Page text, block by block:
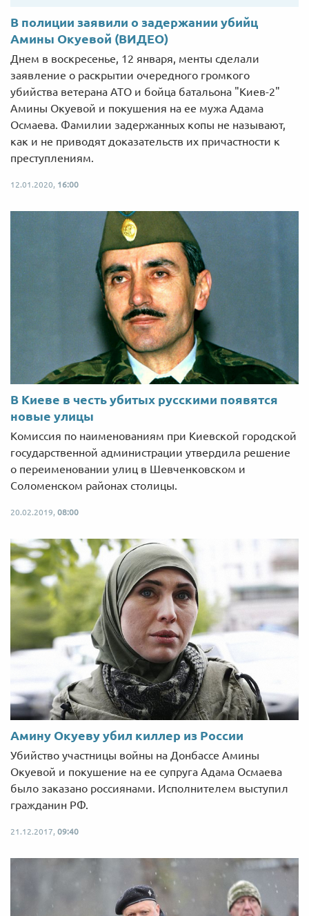
В полиции заявили о задержании убийц
Амины Окуевой (ВИДЕО)
Днем в воскресенье, 12 января, менты сделали
заявление о раскрытии очередного громкого
убийства ветерана АТО и бойца батальона "Киев-2"
Амины Окуевой и покушения на ее мужа Адама
Осмаева. Фамилии задержанных копы не называют,
как и не приводят доказательств их причастности к
преступлениям.
12.01.2020, 16:00
В Киеве в честь убитых русскими появятся
новые улицы
Комиссия по наименованиям при Киевской городской
государственной администрации утвердила решение
о переименовании улиц в Шевченковском и
Соломенском районах столицы.
20.02.2019, 08:00
Амину Окуеву убил киллер из России
Убийство участницы войны на Донбассе Амины
Окуевой и покушение на ее супруга Адама Осмаева
было заказано россиянами. Исполнителем выступил
гражданин РФ.
21.12.2017, 09:40